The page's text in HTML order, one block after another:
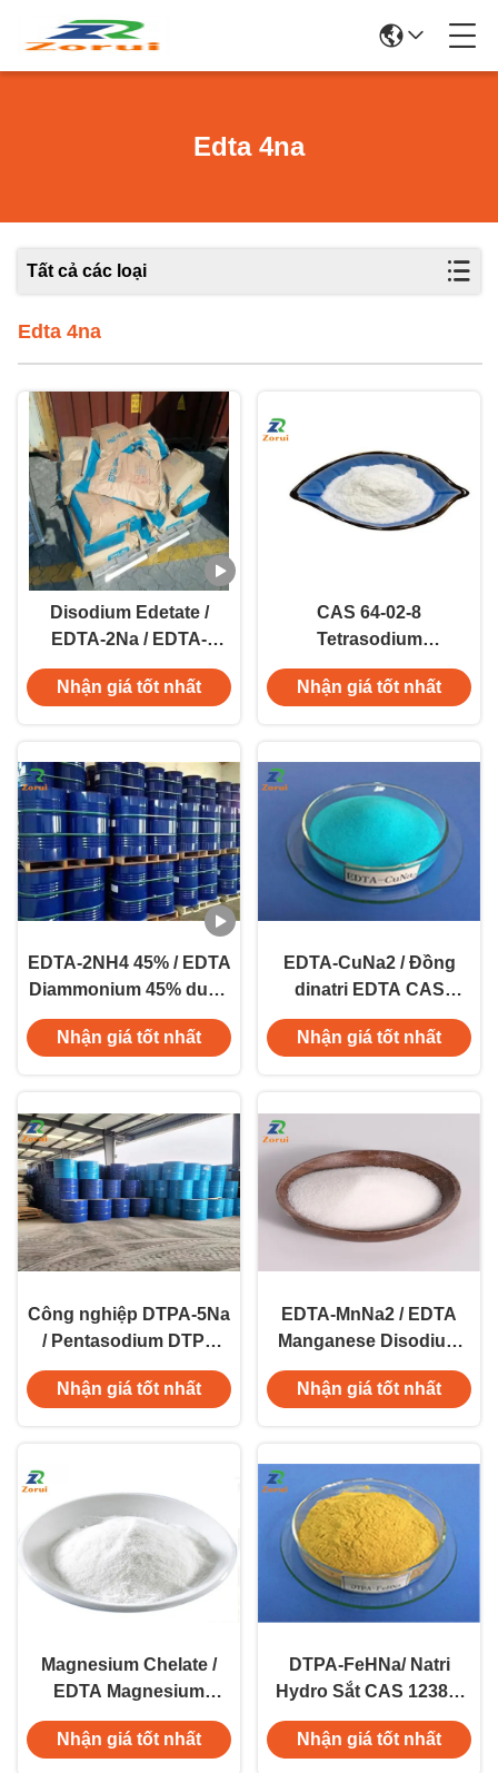
Edta 4na
Tất cả các loại
Edta 4na
Disodium Edetate /
EDTA-2Na / EDTA-
Disodium Salt Dihydrate
CAS 6381-92-6
Nhận giá tốt nhất
CAS 64-02-8
Tetrasodium
Ethylenediaminetetraacetic
Acid EDTA-4Na Trilon B
Nhận giá tốt nhất
EDTA-2NH4 45% / EDTA
Diammonium 45% dung
dịch CAS 20824-56-0
Nhận giá tốt nhất
EDTA-CuNa2 / Đồng
dinatri EDTA CAS
14025-15-1
Nhận giá tốt nhất
Công nghiệp DTPA-5Na
/ Pentasodium DTPA
CAS 140-01-2
Nhận giá tốt nhất
EDTA-MnNa2 / EDTA
Manganese Disodium
CAS 15375-84-5
Nhận giá tốt nhất
Magnesium Chelate /
EDTA Magnesium
Disodium CAS 15375-
84-5
Nhận giá tốt nhất
DTPA-FeHNa/ Natri
Hydro Sắt CAS 12389-
75-2
Nhận giá tốt nhất